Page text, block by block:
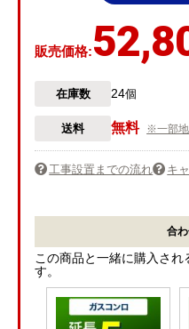
販売価格:
在庫数 24個
送料 無料 ※一部地
工事設置までの流れ キ
合
この商品と一緒に購入さ
す。